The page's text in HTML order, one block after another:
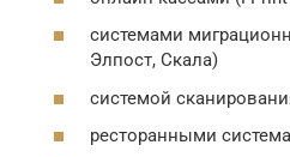
системами
Элпост, Скала)
системой
ресторанными